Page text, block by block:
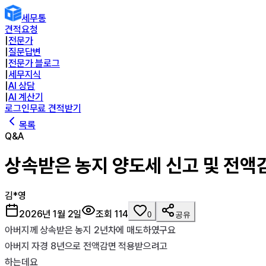
세무통
견적요청
전문가
질문답변
전문가 블로그
세무지식
AI 상담
AI 계산기
로그인무료 견적받기
목록
Q&A
상속받은 농지 양도세 신고 및 전액
김*영
2026년 1월 2일
조회 114 0 공유
아버지께 상속받은 농지 2년차에 매도하였구요
아버지 자경 8년으로 전액감면 적용받으려고
하는데요